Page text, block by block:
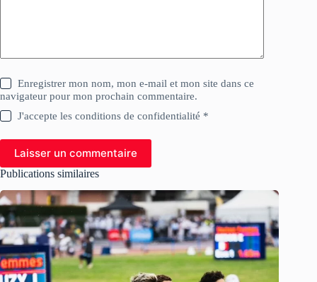
Enregistrer mon nom, mon e-mail et mon site dans ce
navigateur pour mon prochain commentaire.
J'accepte les conditions de confidentialité *
Laisser un commentaire
Publications similaires